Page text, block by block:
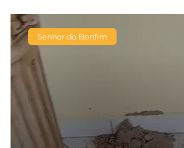
Senhor do Bonfim